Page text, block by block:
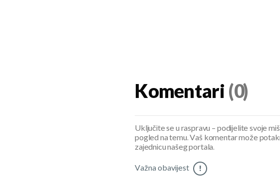
Komentari (0)
Uključite se u raspravu – podijelite svoje
pogled na temu. Vaš komentar može
zajednicu našeg portala.
Važna obavijest !